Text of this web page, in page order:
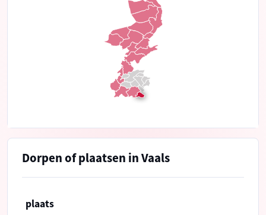
Dorpen of plaatsen in Vaals
plaats